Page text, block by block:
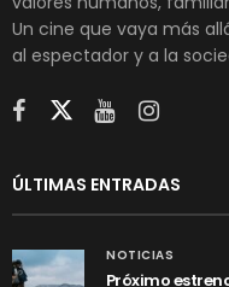
Un cine que vaya más
al espectador y a la
ÚLTIMAS ENTRADAS
NOTICIAS
Próximo